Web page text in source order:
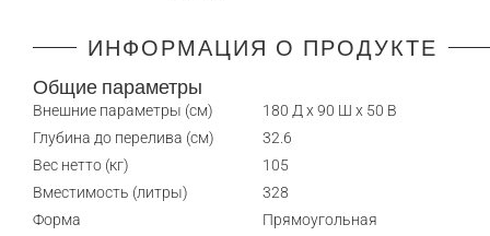
ИНФОРМАЦИЯ О ПРОДУКТЕ
Общие параметры
Внешние параметры (см)
180 Д x 90 Ш x 50 В
Глубина до перелива (см)
32.6
Вес нетто (кг)
105
Вместимость (литры)
328
Форма
Прямоугольная